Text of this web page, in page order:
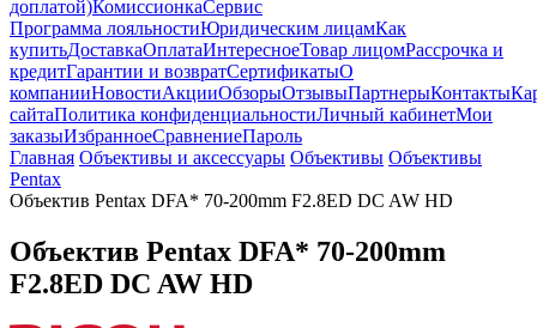
доплатой)КомиссионкаСервис
Программа лояльностиЮридическим лицамКак
купитьДоставкаОплатаИнтересноеТовар лицомРассрочка и
кредитГарантии и возвратСертификатыО
компанииНовостиАкцииОбзорыОтзывыПартнерыКонтакты
сайтаПолитика конфиденциальностиЛичный кабинетМои
заказыИзбранноеСравнениеПароль
Главная Объективы и аксессуары Объективы Объективы
Pentax
Объектив Pentax DFA* 70-200mm F2.8ED DC AW HD
Объектив Pentax DFA* 70-200mm
F2.8ED DC AW HD